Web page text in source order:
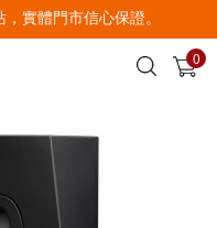
實體門市信心保證。
0
查看